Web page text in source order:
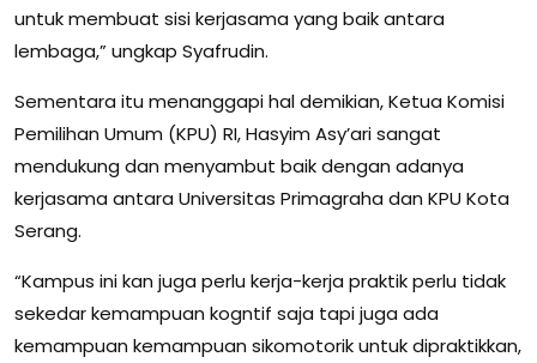
untuk membuat sisi kerjasama yang baik antara
lembaga,” ungkap Syafrudin.
Sementara itu menanggapi hal demikian, Ketua Komisi
Pemilihan Umum (KPU) RI, Hasyim Asy’ari sangat
mendukung dan menyambut baik dengan adanya
kerjasama antara Universitas Primagraha dan KPU Kota
Serang.
“Kampus ini kan juga perlu kerja-kerja praktik perlu tidak
sekedar kemampuan kogntif saja tapi juga ada
kemampuan kemampuan sikomotorik untuk dipraktikkan,